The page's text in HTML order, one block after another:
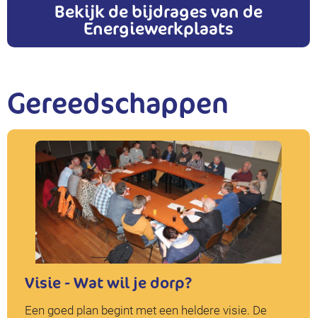
Bekijk de bijdrages van de
Energiewerkplaats
Gereedschappen
Visie - Wat wil je dorp?
Een goed plan begint met een heldere visie. De